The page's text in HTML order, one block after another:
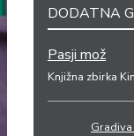
DODATNA
Pasji mož
Knjižna zbirka